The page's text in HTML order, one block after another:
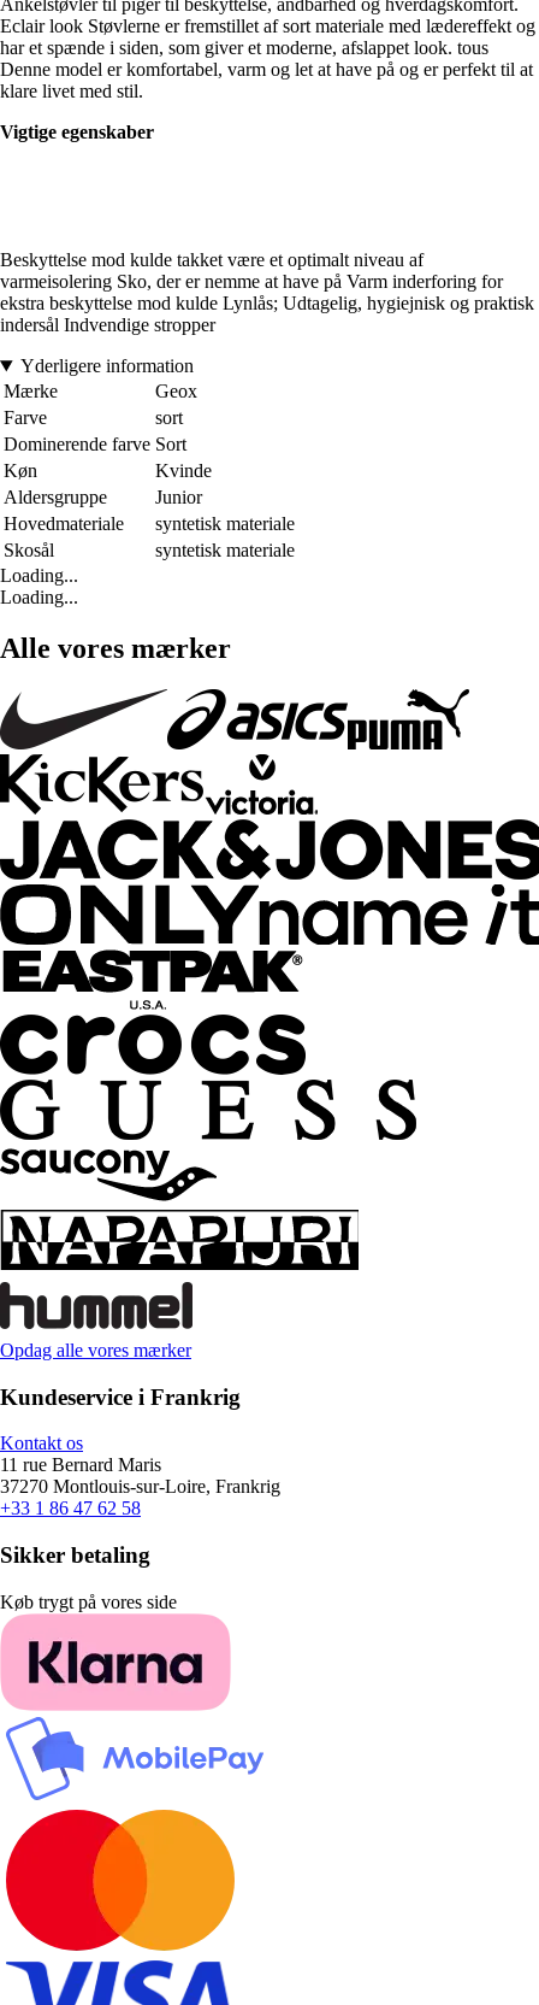
Ankelstøvler til piger til beskyttelse, åndbarhed og hverdagskomfort.
Eclair look Støvlerne er fremstillet af sort materiale med lædereffekt og
har et spænde i siden, som giver et moderne, afslappet look. tous
Denne model er komfortabel, varm og let at have på og er perfekt til at
klare livet med stil.
Vigtige egenskaber
Beskyttelse mod kulde takket være et optimalt niveau af
varmeisolering Sko, der er nemme at have på Varm inderforing for
ekstra beskyttelse mod kulde Lynlås; Udtagelig, hygiejnisk og praktisk
indersål Indvendige stropper
Yderligere information
Mærke
Geox
Farve
sort
Dominerende farve Sort
Køn
Kvinde
Aldersgruppe
Junior
Hovedmateriale
syntetisk materiale
Skosål
syntetisk materiale
Loading...
Loading...
Alle vores mærker
Opdag alle vores mærker
Kundeservice i Frankrig
Kontakt os
11 rue Bernard Maris
37270 Montlouis-sur-Loire, Frankrig
+33 1 86 47 62 58
Sikker betaling
Køb trygt på vores side